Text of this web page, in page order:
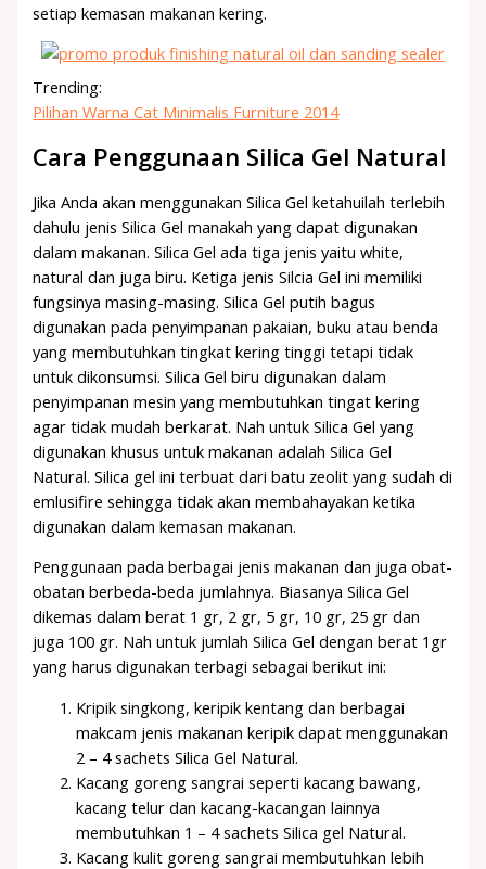
setiap kemasan makanan kering.
Trending:
Pilihan Warna Cat Minimalis Furniture 2014
Cara Penggunaan Silica Gel Natural
Jika Anda akan menggunakan Silica Gel ketahuilah terlebih
dahulu jenis Silica Gel manakah yang dapat digunakan
dalam makanan. Silica Gel ada tiga jenis yaitu white,
natural dan juga biru. Ketiga jenis Silcia Gel ini memiliki
fungsinya masing-masing. Silica Gel putih bagus
digunakan pada penyimpanan pakaian, buku atau benda
yang membutuhkan tingkat kering tinggi tetapi tidak
untuk dikonsumsi. Silica Gel biru digunakan dalam
penyimpanan mesin yang membutuhkan tingat kering
agar tidak mudah berkarat. Nah untuk Silica Gel yang
digunakan khusus untuk makanan adalah Silica Gel
Natural. Silica gel ini terbuat dari batu zeolit yang sudah di
emlusifire sehingga tidak akan membahayakan ketika
digunakan dalam kemasan makanan.
Penggunaan pada berbagai jenis makanan dan juga obat-
obatan berbeda-beda jumlahnya. Biasanya Silica Gel
dikemas dalam berat 1 gr, 2 gr, 5 gr, 10 gr, 25 gr dan
juga 100 gr. Nah untuk jumlah Silica Gel dengan berat 1gr
yang harus digunakan terbagi sebagai berikut ini:
Kripik singkong, keripik kentang dan berbagai
makcam jenis makanan keripik dapat menggunakan
2 – 4 sachets Silica Gel Natural.
Kacang goreng sangrai seperti kacang bawang,
kacang telur dan kacang-kacangan lainnya
membutuhkan 1 – 4 sachets Silica gel Natural.
Kacang kulit goreng sangrai membutuhkan lebih